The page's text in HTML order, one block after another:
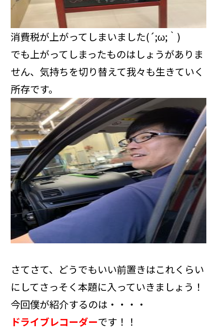
消費税が上がってしまいました(´;ω;｀)
でも上がってしまったものはしょうがありま
せん、気持ちを切り替えて我々も生きていく
所存です。
さてさて、どうでもいい前置きはこれくらい
にしてさっそく本題に入っていきましょう！
今回僕が紹介するのは・・・・
ドライブレコーダーです！！